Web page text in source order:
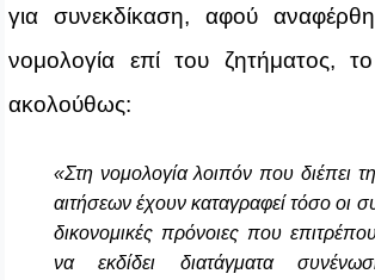
για συνεκδίκαση, αφού
νομολογία επί του ζητήματος,
ακολούθως:
«Στη νομολογία λοιπόν που διέπει
αιτήσεων έχουν καταγραφεί τόσο οι
δικονομικές πρόνοιες που
να εκδίδει διατάγματα